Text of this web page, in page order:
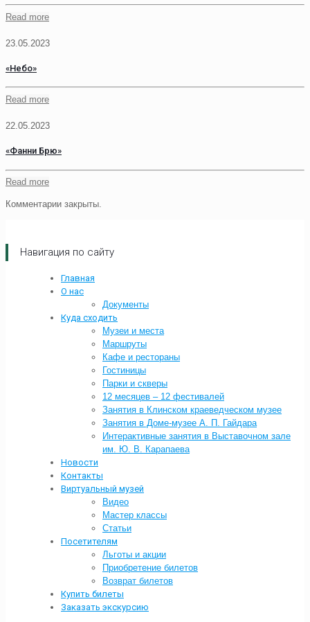
Read more
23.05.2023
«Небо»
Read more
22.05.2023
«Фанни Брю»
Read more
Комментарии закрыты.
Навигация по сайту
Главная
О нас
Документы
Куда сходить
Музеи и места
Маршруты
Кафе и рестораны
Гостиницы
Парки и скверы
12 месяцев – 12 фестивалей
Занятия в Клинском краеведческом музее
Занятия в Доме-музее А. П. Гайдара
Интерактивные занятия в Выставочном зале
им. Ю. В. Карапаева
Новости
Контакты
Виртуальный музей
Видео
Мастер классы
Статьи
Посетителям
Льготы и акции
Приобретение билетов
Возврат билетов
Купить билеты
Заказать экскурсию